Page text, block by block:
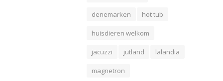
denemarken hot tub
huisdieren welkom
jacuzzi jutland lalandia
magnetron